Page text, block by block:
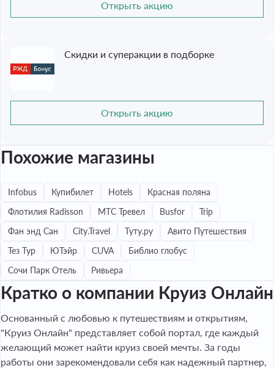
Открыть акцию
Скидки и суперакции в подборке
Открыть акцию
Похожие магазины
Infobus Купибилет Hotels
Красная поляна
Флотилия Radisson
МТС Тревел Busfor
Trip
Фан энд Сан
City.Travel Туту.ру
Авито Путешествия
Тез Тур
ЮТэйр CUVA
Библио глобус
Сочи Парк Отель
Ривьера
Кратко о компании Круиз Онлайн
Основанный с любовью к путешествиям и открытиям,
"Круиз Онлайн" представляет собой портал, где каждый
желающий может найти круиз своей мечты. За годы
работы они зарекомендовали себя как надежный партнер,